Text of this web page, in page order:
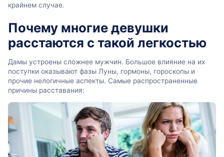
крайнем случае.
Почему многие девушки
расстаются с такой легкостью
Дамы устроены сложнее мужчин. Большое влияние на их
поступки оказывают фазы Луны, гормоны, гороскопы и
прочие нелогичные аспекты. Самые распространенные
причины расставания: